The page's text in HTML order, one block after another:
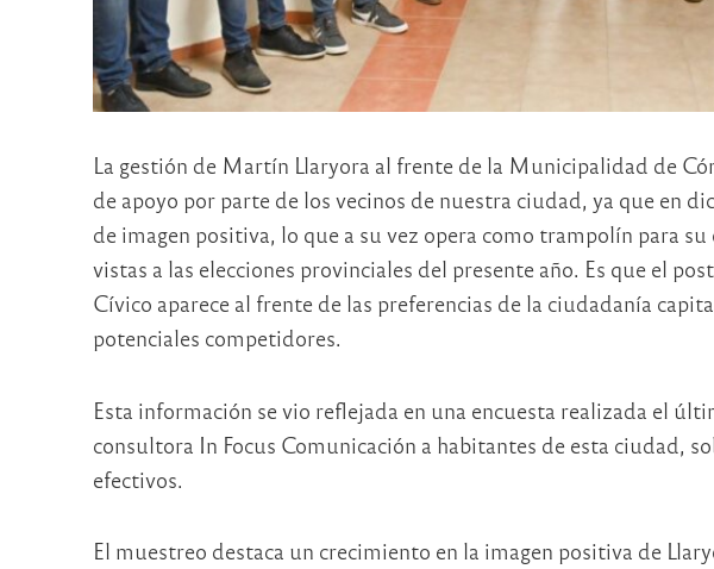
La gestión de Martín Llaryora al frente de la Municipalidad de
de apoyo por parte de los vecinos de nuestra ciudad, ya que en
de imagen positiva, lo que a su vez opera como trampolín para
vistas a las elecciones provinciales del presente año. Es que el
Cívico aparece al frente de las preferencias de la ciudadanía
potenciales competidores.
Esta información se vio reflejada en una encuesta realizada el
consultora In Focus Comunicación a habitantes de esta ciudad,
efectivos.
El muestreo destaca un crecimiento en la imagen positiva de